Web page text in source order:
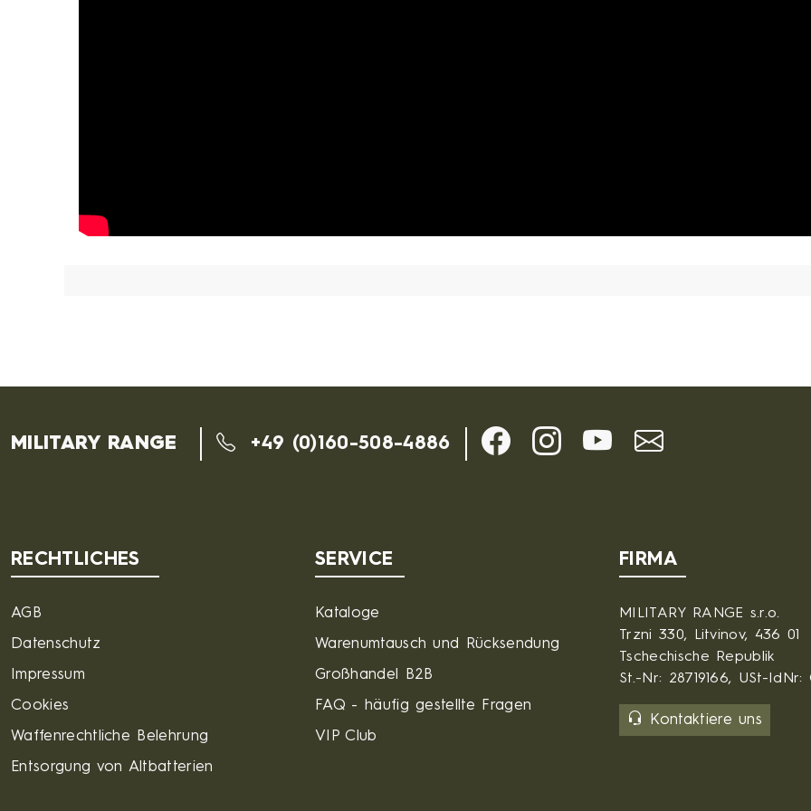
MILITARY RANGE +49 (0)160-508-4886
RECHTLICHES
AGB
Datenschutz
Impressum
Cookies
Waffenrechtliche Belehrung
Entsorgung von Altbatterien
SERVICE
Kataloge
Warenumtausch und Rücksendung
Großhandel B2B
FAQ - häufig gestellte Fragen
VIP Club
FIRMA
MILITARY RANGE s.r.o.
Trzni 330, Litvinov, 436 01
Tschechische Republik
St.-Nr: 28719166, USt-IdNr:
Kontaktiere uns